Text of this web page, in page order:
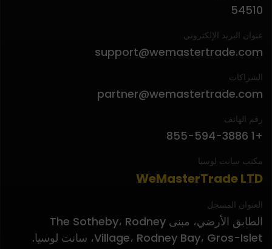
54510
عنوان البريد الإلكتروني
support@wemastertrade.com
الشراكات
partner@wemastertrade.com
رقم الهاتف
+1 855-594-3886
مكتب سانت لوسيا
WeMasterTrade LTD
العنوان المسجل
الطابق الأرضي، مبنى The Sotheby، Rodney
Village، Rodney Bay، Gros-Islet، سانت لوسيا.